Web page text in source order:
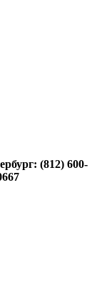
(812) 600-